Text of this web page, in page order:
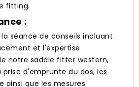
fitting.
:
séance de conseils incluant
et l'expertise
notre saddle fitter western,
prise d'emprunte du dos, les
ainsi que les mesures